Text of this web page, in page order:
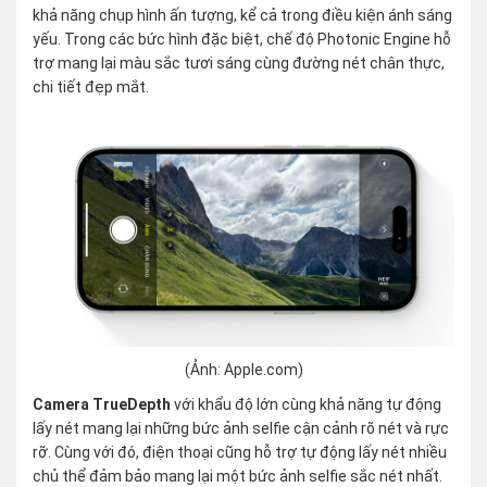
khả năng chụp hình ấn tượng, kể cả trong điều kiện ánh sáng
yếu. Trong các bức hình đặc biệt, chế độ Photonic Engine hỗ
trợ mang lại màu sắc tươi sáng cùng đường nét chân thực,
chi tiết đẹp mắt.
(Ảnh: Apple.com)
Camera TrueDepth với khẩu độ lớn cùng khả năng tự động
lấy nét mang lại những bức ảnh selfie cận cảnh rõ nét và rực
rỡ. Cùng với đó, điện thoại cũng hỗ trợ tự động lấy nét nhiều
chủ thể đảm bảo mang lại một bức ảnh selfie sắc nét nhất.